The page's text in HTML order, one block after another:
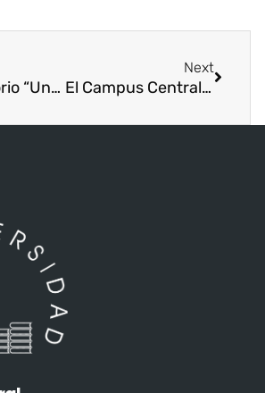
Conversatorio “Una Mirada Hacia la Inteligencia Artificial” en el Campus Central
Next
El Campus Central fue el escenario para “Café Circular: De Residuos a Recursos” en el Campus Central